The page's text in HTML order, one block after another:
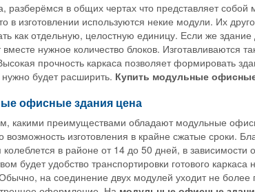
разберёмся в общих чертах что представляет собой
в изготовлении используются некие модули. Их
как отдельную, целостную единицу. Если же
нужное количество блоков. Изготавливаются
прочность каркаса позволяет формировать
будет расширить. Купить модульные
офисные здания цена
какими преимуществами обладают модульные
возможность изготовления в крайне сжатые сроки.
в районе от 14 до 50 дней, в зависимости
будет удобство транспортировки готового каркаса
на соединение двух модулей уходит не более